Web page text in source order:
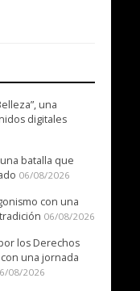
una
digitales
batalla que
06/08/2026
con una
06/08/2026
los Derechos
una jornada
08/2026